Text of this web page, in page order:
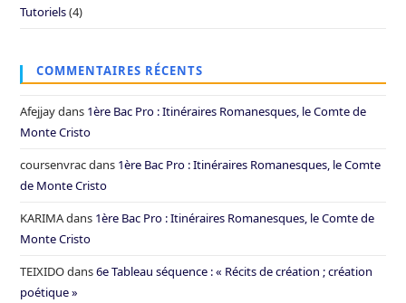
Tutoriels(4)
COMMENTAIRES RÉCENTS
Afejjaydans 1ère Bac Pro : Itinéraires Romanesques, le Comte de
Monte Cristo
coursenvracdans 1ère Bac Pro : Itinéraires Romanesques, le Comte
de Monte Cristo
KARIMAdans 1ère Bac Pro : Itinéraires Romanesques, le Comte de
Monte Cristo
TEIXIDOdans6e Tableau séquence : « Récits de création ; création
poétique »